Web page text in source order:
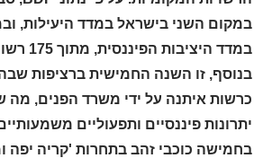
במקום השני בישראל במדד היעילות,
במדד
בנוסף, זו השנה החמישית ברציפות שבה
כרשות איתנה על ידי משרד הפנים, מה
יתרונות פיננסיים ותפעוליים
בחמישה כוכבי זהב בתחרות 'קריה יפה